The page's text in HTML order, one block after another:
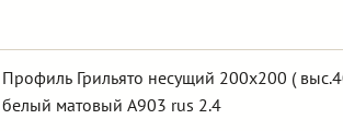
Профиль Грильято несущий 200х200 (
белый матовый А903 rus 2.4